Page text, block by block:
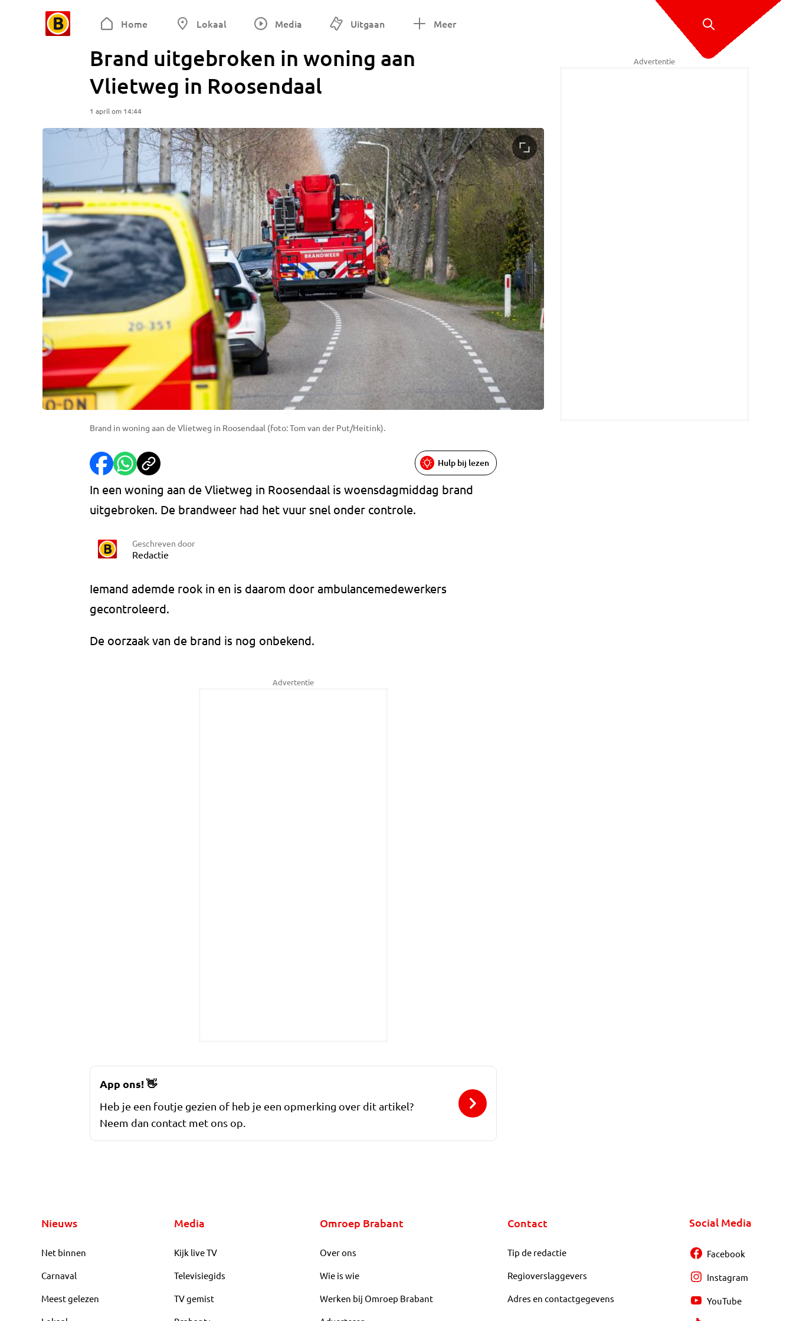
Home Lokaal Media Uitgaan Meer
Brand uitgebroken in woning aan
Vlietweg in Roosendaal
1 april om 14:44
Brand in woning aan de Vlietweg in Roosendaal (foto: Tom van der Put/Heitink).
Hulp bij lezen
In een woning aan de Vlietweg in Roosendaal is woensdagmiddag brand
uitgebroken. De brandweer had het vuur snel onder controle.
Geschreven door
Redactie
Iemand ademde rook in en is daarom door ambulancemedewerkers
gecontroleerd.
De oorzaak van de brand is nog onbekend.
Advertentie
Advertentie
App ons!👋
Heb je een foutje gezien of heb je een opmerking over dit artikel?
Neem dan contact met ons op.
Nieuws
Net binnen
Carnaval
Meest gelezen
Media
Kijk live TV
Televisiegids
TV gemist
Omroep Brabant
Over ons
Wie is wie
Werken bij Omroep Brabant
Contact
Tip de redactie
Regioverslaggevers
Adres en contactgegevens
Social Media
Facebook
Instagram
YouTube